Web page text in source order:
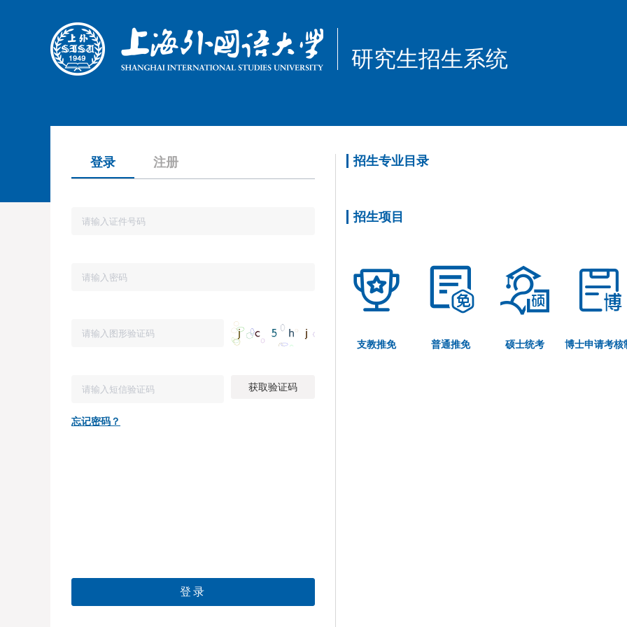
研究生招生系统
登录 注册
获取验证码
忘记密码？
登录
招生专业目录
招生项目

支教推免

普通推免

硕士统考

博士申请考核